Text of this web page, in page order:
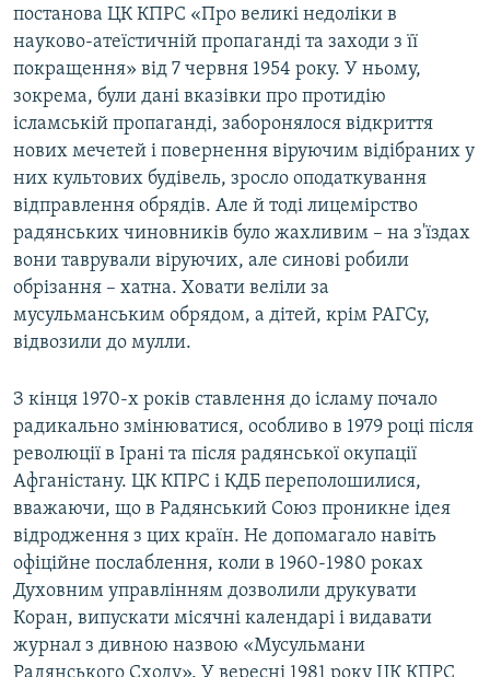
постанова ЦК КПРС «Про великі недоліки в
науково-атеїстичній пропаганді та заходи з її
покращення» від 7 червня 1954 року. У ньому,
зокрема, були дані вказівки про протидію
ісламській пропаганді, заборонялося відкриття
нових мечетей і повернення віруючим відібраних у
них культових будівель, зросло оподаткування
відправлення обрядів. Але й тоді лицемірство
радянських чиновників було жахливим – на з'їздах
вони таврували віруючих, але синові робили
обрізання – хатна. Ховати веліли за
мусульманським обрядом, а дітей, крім РАГСу,
відвозили до мулли.
З кінця 1970-х років ставлення до ісламу почало
радикально змінюватися, особливо в 1979 році після
революції в Ірані та після радянської окупації
Афганістану. ЦК КПРС і КДБ переполошилися,
вважаючи, що в Радянський Союз проникне ідея
відродження з цих країн. Не допомагало навіть
офіційне послаблення, коли в 1960-1980 роках
Духовним управлінням дозволили друкувати
Коран, випускати місячні календарі і видавати
журнал з дивною назвою «Мусульмани